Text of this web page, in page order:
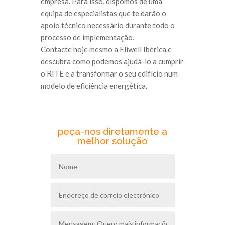
equipa de especialistas que te darão o
apoio técnico necessário durante todo o
processo de implementação.
Contacte hoje mesmo a Eliwell Ibérica e
descubra como podemos ajudá-lo a cumprir
o RITE e a transformar o seu edifício num
modelo de eficiência energética.
peça-nos diretamente a
melhor solução